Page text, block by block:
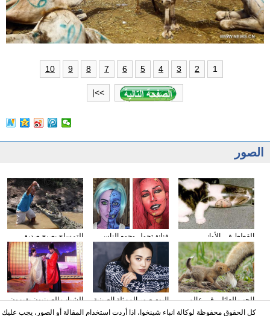
1
2
3
4
5
6
7
8
9
10
>>|
الصور
التمساح يصبح صديق
الناس في كوستا ريكا
فنانة تحول وجوه الناس
إلى الشخصيات الكرتونية
باستخدام الماكياج
القطط في الأواني
الزجاجية
الشباب الصينيون يقيمون
حفل الزفاف وفقا لطريقة
البوم صور الممثلة الصينية
ياو تشن على مجلة
الحب العائلي في عالم
الحيوان
كل الحقوق محفوظة لوكالة انباء شينخوا، اذا أردت استخدام المقالة أو الصور، يجب عليك